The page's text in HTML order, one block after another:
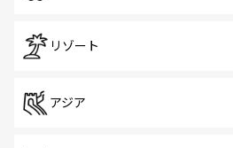
リゾート
アジア